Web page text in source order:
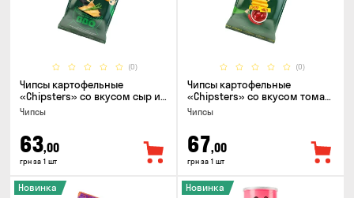
(0)
Чипсы картофельные
«Chipsters» со вкусом сыр и
лук, 95г
Чипсы
63,00
грн за 1 шт
(0)
Чипсы картофельные
«Chipsters» со вкусом томат
спайси, 95г
Чипсы
67,00
грн за 1 шт
Новинка Новинка